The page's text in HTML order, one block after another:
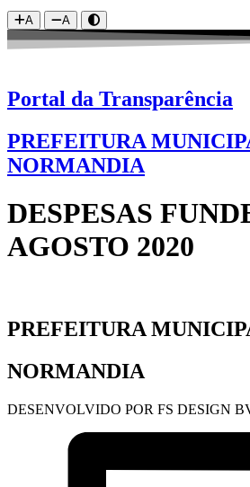
A A
Portal da Transparência
PREFEITURA
NORMANDIA
DESPESAS
AGOSTO 2020
PREFEITURA
NORMANDIA
DESENVOLVIDO POR FS DESIGN